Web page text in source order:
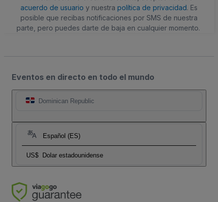
acuerdo de usuario y nuestra política de privacidad. Es
posible que recibas notificaciones por SMS de nuestra
parte, pero puedes darte de baja en cualquier momento.
Eventos en directo en todo el mundo
Dominican Republic
Español (ES)
US$ Dolar estadounidense